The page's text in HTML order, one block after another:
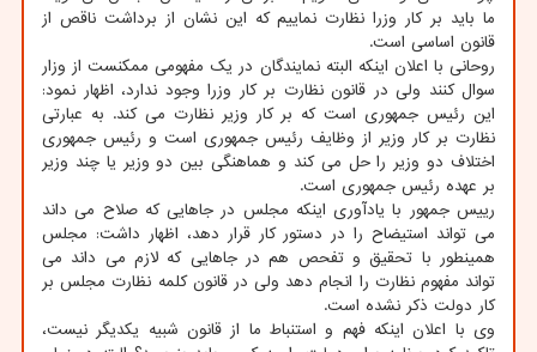
ما باید بر کار وزرا نظارت نماییم که این نشان از برداشت ناقص از
قانون اساسی است.
روحانی با اعلان اینکه البته نمایندگان در یک مفهومی ممکنست از وزار
سوال کنند ولی در قانون نظارت بر کار وزرا وجود ندارد، اظهار نمود:
این رئیس جمهوری است که بر کار وزیر نظارت می کند. به عبارتی
نظارت بر کار وزیر از وظایف رئیس جمهوری است و رئیس جمهوری
اختلاف دو وزیر را حل می کند و هماهنگی بین دو وزیر یا چند وزیر
بر عهده رئیس جمهوری است.
رییس جمهور با یادآوری اینکه مجلس در جاهایی که صلاح می داند
می تواند استیضاح را در دستور کار قرار دهد، اظهار داشت: مجلس
همینطور با تحقیق و تفحص هم در جاهایی که لازم می داند می
تواند مفهوم نظارت را انجام دهد ولی در قانون کلمه نظارت مجلس بر
کار دولت ذکر نشده است.
وی با اعلان اینکه فهم و استنباط ما از قانون شبیه یکدیگر نیست،